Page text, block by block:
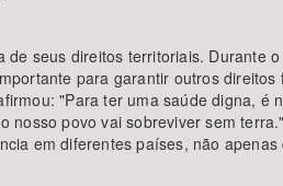
seus direitos territoriais. Durante
para garantir outros
"Para ter uma saúde digna, é
povo vai sobreviver sem
em diferentes países, não